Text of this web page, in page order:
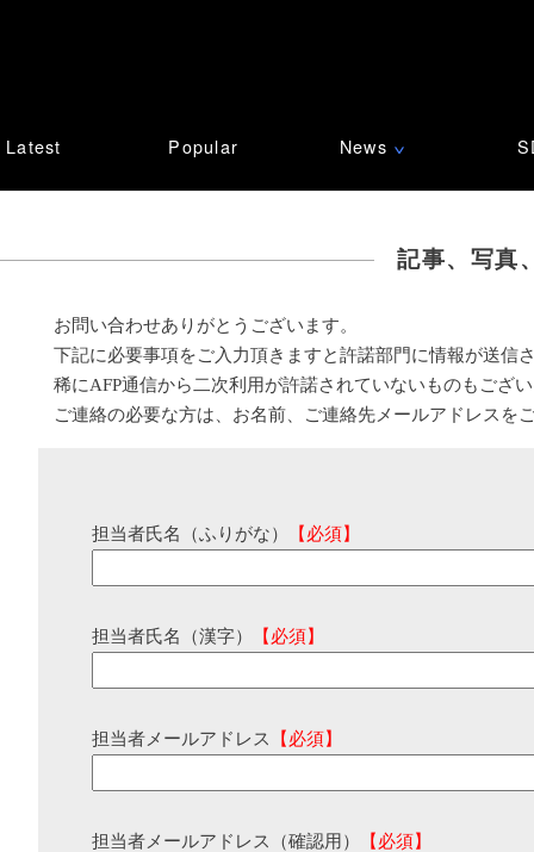
Latest Popular News ∨
記事、写真
お問い合わせありがとうございます。
下記に必要事項をご入力頂きますと許諾部門に情報が送信
稀にAFP通信から二次利用が許諾されていないものもござ
ご連絡の必要な方は、お名前、ご連絡先メールアドレスを
担当者氏名（ふりがな） 【必須】
担当者氏名（漢字） 【必須】
担当者メールアドレス 【必須】
担当者メールアドレス（確認用） 【必須】